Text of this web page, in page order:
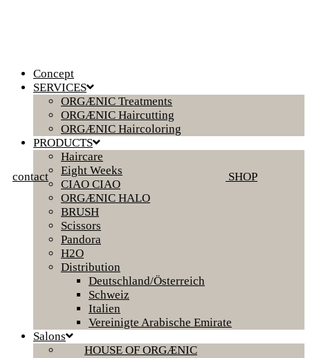
contact SHOP
Concept
SERVICES
ORGÆNIC Treatments
ORGÆNIC Haircutting
ORGÆNIC Haircoloring
PRODUCTS
Haircare
Eight Weeks
CIAO CIAO
ORGÆNIC HALO
BRUSH
Scissors
Pandora
H2O
Distribution
Deutschland/Österreich
Schweiz
Italien
Vereinigte Arabische Emirate
Salons
HOUSE OF ORGÆNIC